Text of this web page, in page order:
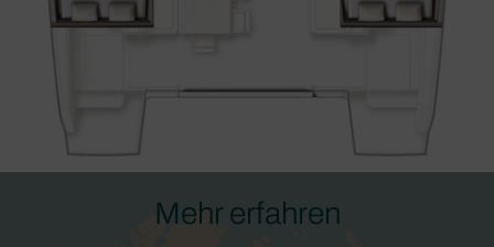
Mehr erfahren